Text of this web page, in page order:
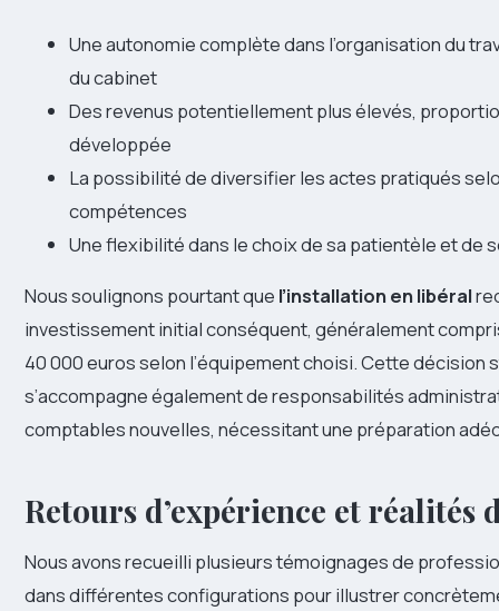
Une autonomie complète dans l’organisation du
du cabinet
Des revenus potentiellement plus élevés,
développée
La possibilité de diversifier les actes pratiqués
compétences
Une flexibilité dans le choix de sa patientèle et de
Nous soulignons pourtant que l’installation en libéral
investissement initial conséquent, généralement
40 000 euros selon l’équipement choisi. Cette décision
s’accompagne également de responsabilités
comptables nouvelles, nécessitant une préparation
Retours d’expérience et réalités
Nous avons recueilli plusieurs témoignages de
dans différentes configurations pour illustrer